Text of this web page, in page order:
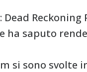
Dead
ha saputo
si sono